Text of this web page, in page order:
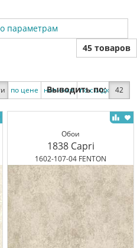
параметрам
45 товаров
по цене новинки по скидке
Выводить по: 42
Обои
1838 Capri
1602-107-04 FENTON